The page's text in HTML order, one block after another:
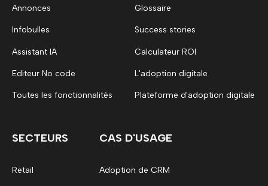
Annonces
Infobulles
Assistant IA
Editeur No code
Toutes les fonctionnalités
Glossaire
Success stories
Calculateur ROI
L'adoption digitale
Plateforme d'adoption digitale
SECTEURS
Retail
CAS D'USAGE
Adoption de CRM